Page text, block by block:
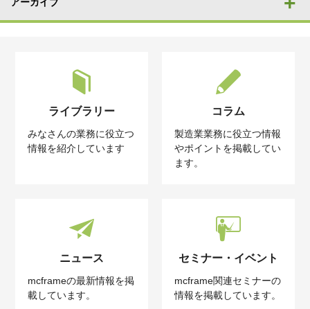
ライブラリー
みなさんの業務に役立つ
情報を紹介しています
コラム
製造業業務に役立つ情報
やポイントを掲載してい
ます。
ニュース
mcframeの最新情報を掲
載しています。
セミナー・イベント
mcframe関連セミナーの
情報を掲載しています。